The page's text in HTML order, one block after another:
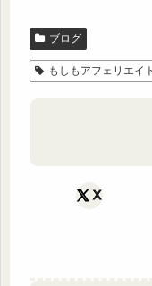
ブログ
もしもアフェリエイト
X